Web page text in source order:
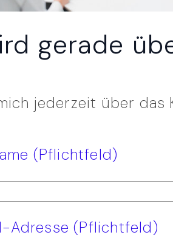
gerade
jederzeit über das
(Pflichtfeld)
Adresse (Pflichtfeld)